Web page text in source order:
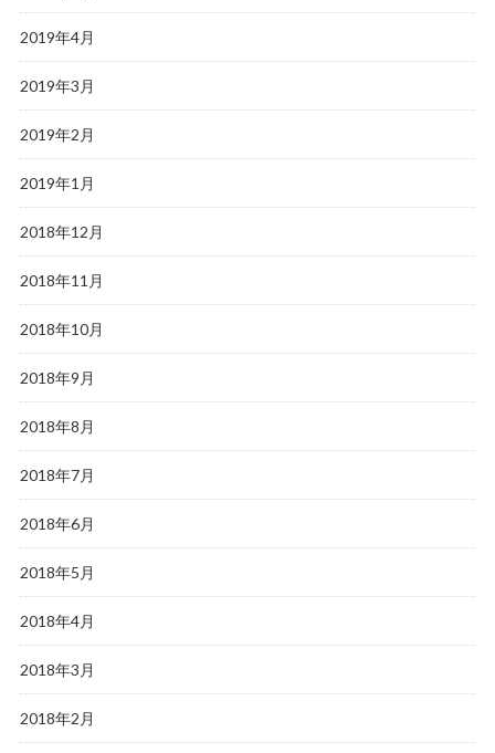
2019年4月
2019年3月
2019年2月
2019年1月
2018年12月
2018年11月
2018年10月
2018年9月
2018年8月
2018年7月
2018年6月
2018年5月
2018年4月
2018年3月
2018年2月